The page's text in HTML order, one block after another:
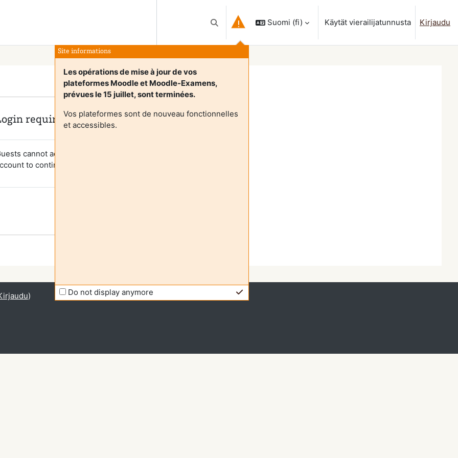
Vaihda hakusyöttöä
Site informations
Les opérations de mise à jour de vos
plateformes Moodle et Moodle-Examens,
prévues le 15 juillet, sont terminées.
Vos plateformes sont de nouveau fonctionnelles
et accessibles.
Do not display anymore
Suomi ‎(fi)‎ Käytät vierailijatunnusta Kirjaudu
required
cannot access user profiles. Log in with a full user
to continue.
)